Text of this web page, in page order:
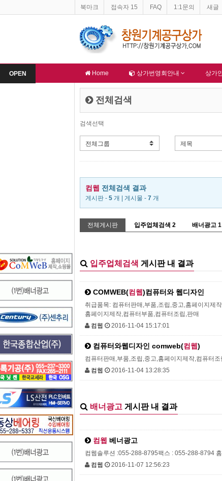
OPEN
북마크 접속자 15 FAQ 1:1문의 새글
창원기계공구상가 홈페이지 네이버 등록완료 알림 한국종합산업(주) 회원
Home 상가번영회안내 상가
전체검색
검색선택
컴웹 전체검색 결과
게시판 - 5 개 | 게시물 - 7 개
전체게시판 입주업체검색 2 배너광고 1
입주업체검색 게시판 내 결과
COMWEB(컴웹)컴퓨터와 웹디자인
취급품목: 컴퓨터판매,부품,조립,중고,홈페이지제
홈페이지제작,컴퓨터부품,컴퓨터조립,판매
컴웹
2016-11-04 15:17:01
컴퓨터와웹디자인 comweb(컴웹)
컴퓨터판매,부품,조립,중고,홈페이지제작,컴퓨터
컴웹
2016-11-04 13:28:35
배너광고 게시판 내 결과
컴웹 베너광고
컴웹솔루션 :055-288-8795팩스 : 055-288-8794
컴웹
2016-11-07 12:56:23